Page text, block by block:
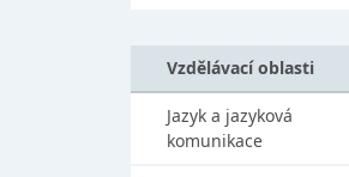
Vzdělávací oblasti
Jazyk a jazyková
komunikace